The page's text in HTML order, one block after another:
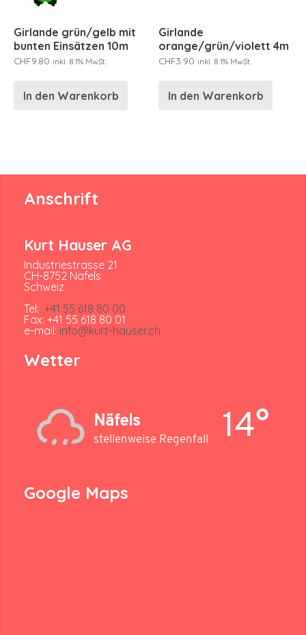
Girlande grün/gelb mit
bunten Einsätzen 10m
CHF9.80 inkl. 8.1% MwSt.
In den Warenkorb
Girlande
orange/grün/violett 4m
CHF3.90 inkl. 8.1% MwSt.
In den Warenkorb
Anschrift
Kurt Hauser AG
Industriestrasse 21
CH-8752 Näfels
Schweiz
Tel: +41 55 618 80 00
Fax: +41 55 618 80 01
e-mail: info@kurt-hauser.ch
Wetter
Näfels
stellenweise Regenfall 14°
Google Maps